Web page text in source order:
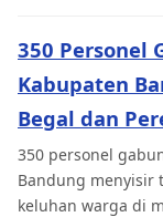
350 Personel
Kabupaten
Begal dan
350 personel
Bandung menyisir
keluhan warga di